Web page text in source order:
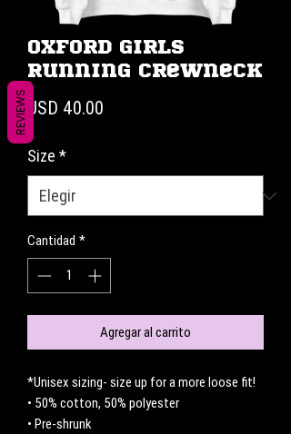
Oxford Girls
Running Crewneck
USD 40.00
Size *
Cantidad *
Agregar al carrito
*Unisex sizing- size up for a more loose fit!
• 50% cotton, 50% polyester
• Pre-shrunk
REVIEWS